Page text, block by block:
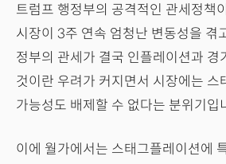
트럼프 행정부의 공격적인 관세정책
시장이 3주 연속 엄청난 변동성을 겪
정부의 관세가 결국 인플레이션과 경
것이란 우려가 커지면서 시장에는 스
가능성도 배제할 수 없다는 분위기입
이에 월가에서는 스태그플레이션에